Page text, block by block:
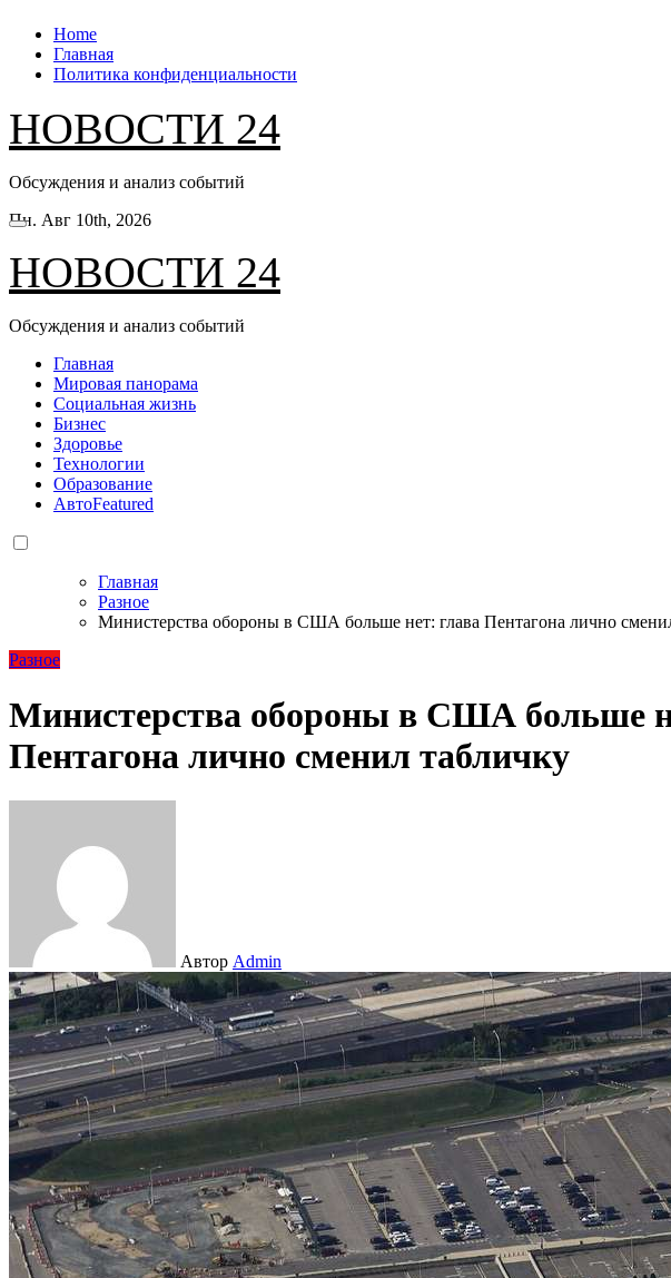
Перейти
содержанию
Home
Главная
Политика конфиденциальности
НОВОСТИ 24
Обсуждения и анализ событий
Пн. Авг 10th, 2026
НОВОСТИ 24
Обсуждения и анализ событий
Главная
Мировая панорама
Социальная жизнь
Бизнес
Здоровье
Технологии
Образование
АвтоFeatured
Главная
Разное
Министерства обороны в США больше нет: глава Пентагона лично
Разное
Министерства обороны в США больше
Пентагона лично сменил табличку
Автор Admin